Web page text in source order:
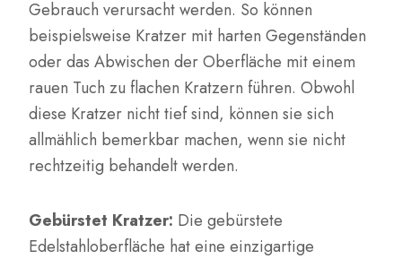
Gebrauch verursacht werden. So können
beispielsweise Kratzer mit harten Gegenständen
oder das Abwischen der Oberfläche mit einem
rauen Tuch zu flachen Kratzern führen. Obwohl
diese Kratzer nicht tief sind, können sie sich
allmählich bemerkbar machen, wenn sie nicht
rechtzeitig behandelt werden.
Gebürstet Kratzer: Die gebürstete
Edelstahloberfläche hat eine einzigartige